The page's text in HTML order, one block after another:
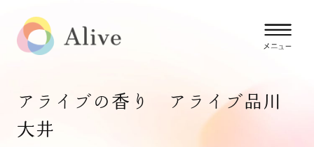
アライブの香り アライブ品川
大井